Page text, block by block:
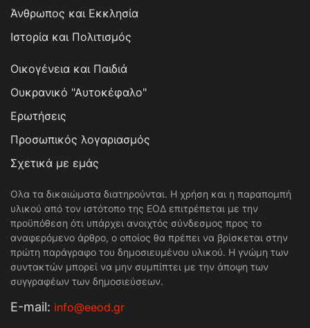
Άνθρωπος και Εκκλησία
Ιστορία και Πολιτισμός
Οικογένεια και Παιδιά
Ουκρανικό "Αυτοκέφαλο"
Ερωτήσεις
Προσωπικός λογαριασμός
Σχετικά με εμάς
Ολα τα δικαιώματα διατηρούνται. Η χρήση και η παραπομπή
υλικού από τον ιστότοπο της ΕΟΔ επιτρέπεται με την
προϋπόθεση ότι υπάρχει ανοιχτός σύνδεσμος προς το
αναφερόμενο άρθρο, ο οποίος θα πρέπει να βρίσκεται στην
πρώτη παράγραφο του δημοσιευμένου υλικού. Η γνώμη των
συντακτών μπορεί να μην συμπίπτει με την άποψη των
συγγραφέων των δημοσιεύσεων.
Е-mail: info@eeod.gr